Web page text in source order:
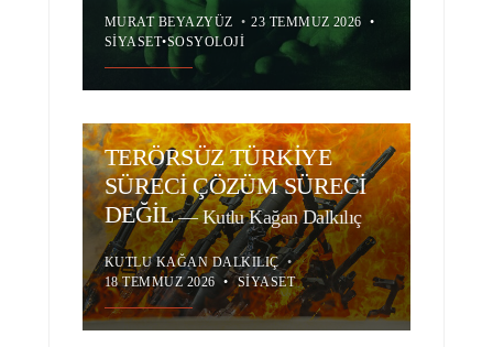
MURAT BEYAZYÜZ • 23 TEMMUZ 2026 •
SIYASET•SOSYOLOJI
TERÖRSÜZ TÜRKİYE
SÜRECİ ÇÖZÜM SÜRECİ
DEĞİL—Kutlu Kağan Dalkılıç
KUTLU KAĞAN DALKILIÇ •
18 TEMMUZ 2026 • SIYASET